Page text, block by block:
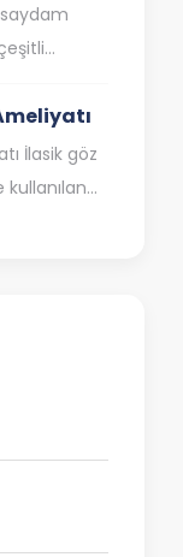
İlasik göz
kullanılan